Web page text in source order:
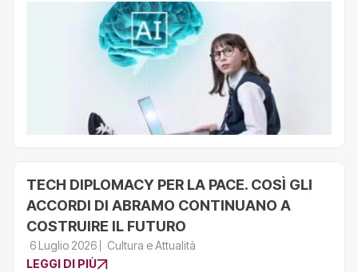
TECH DIPLOMACY PER LA PACE. COSÌ GLI
ACCORDI DI ABRAMO CONTINUANO A
COSTRUIRE IL FUTURO
6 Luglio 2026
Cultura e Attualità
LEGGI DI PIÙ